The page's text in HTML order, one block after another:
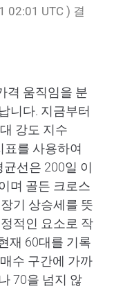
02:01 UTC ) 결
격 움직임을 분
니다. 지금부터
강도 지수
표를 사용하여
선은 200일 이
며 골든 크로스
기 상승세를 뜻
적인 요소로 작
재 60대를 기록
수 구간에 가까
70을 넘지 않